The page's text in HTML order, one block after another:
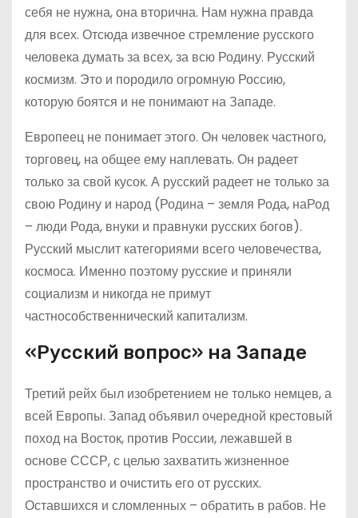
себя не нужна, она вторична. Нам нужна правда
для всех. Отсюда извечное стремление русского
человека думать за всех, за всю Родину. Русский
космизм. Это и породило огромную Россию,
которую боятся и не понимают на Западе.
Европеец не понимает этого. Он человек частного,
торговец, на общее ему наплевать. Он радеет
только за свой кусок. А русский радеет не только за
свою Родину и народ (Родина – земля Рода, наРод
– люди Рода, внуки и правнуки русских богов).
Русский мыслит категориями всего человечества,
космоса. Именно поэтому русские и приняли
социализм и никогда не примут
частнособственнический капитализм.
«Русский вопрос» на Западе
Третий рейх был изобретением не только немцев, а
всей Европы. Запад объявил очередной крестовый
поход на Восток, против России, лежавшей в
основе СССР, с целью захватить жизненное
пространство и очистить его от русских.
Оставшихся и сломленных – обратить в рабов. Не